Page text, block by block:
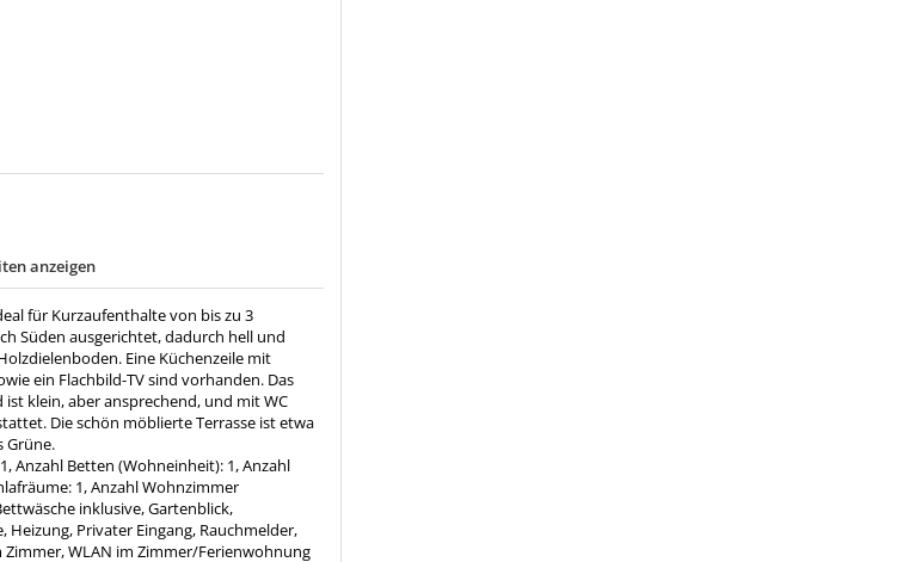
anzeigen
für Kurzaufenthalte von bis zu 3
Süden ausgerichtet, dadurch hell und
Eine Küchenzeile mit
ein Flachbild-TV sind vorhanden. Das
klein, aber ansprechend, und mit WC
Die schön möblierte Terrasse ist etwa
Grüne.
Anzahl Betten (Wohneinheit): 1, Anzahl
1, Anzahl Wohnzimmer
inklusive, Gartenblick,
Privater Eingang, Rauchmelder,
Zimmer, WLAN im Zimmer/Ferienwohnung